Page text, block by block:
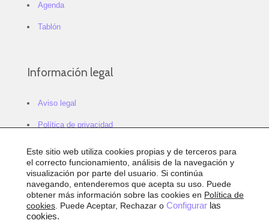
Agenda
Tablón
Información legal
Aviso legal
Política de privacidad
Política de cookies
Configurar cookies
Sitemap
Accesibilidad
Este sitio web utiliza cookies propias y de terceros para
el correcto funcionamiento, análisis de la navegación y
visualización por parte del usuario. Si continúa
navegando, entenderemos que acepta su uso. Puede
obtener más información sobre las cookies en Política de
cookies . Puede Aceptar, Rechazar o Configurar las
cookies.